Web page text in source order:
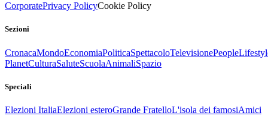
CorporatePrivacy PolicyCookie Policy
Sezioni
CronacaMondoEconomiaPoliticaSpettacoloTelevisionePeople
PlanetCulturaSaluteScuolaAnimaliSpazio
Speciali
Elezioni ItaliaElezioni esteroGrande FratelloL'isola dei famosiAmici